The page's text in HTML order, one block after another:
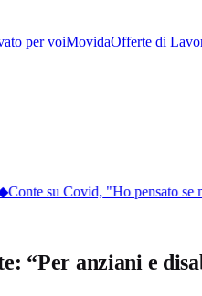
per voiMovidaOfferte di
su Covid, "Ho pensato se
“Per anziani e